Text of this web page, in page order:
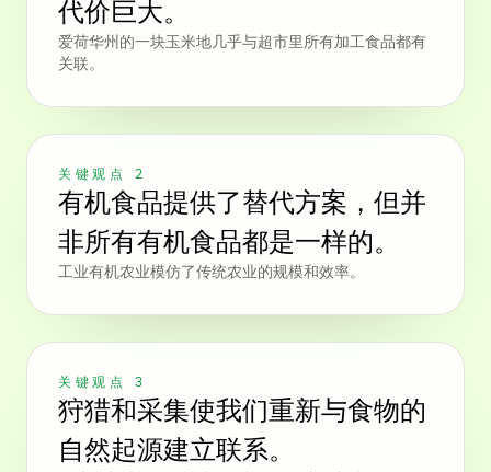
代价巨大。
爱荷华州的一块玉米地几乎与超市里所有加工食品都有
关联。
关键观点 2
有机食品提供了替代方案，但并
非所有有机食品都是一样的。
工业有机农业模仿了传统农业的规模和效率。
关键观点 3
狩猎和采集使我们重新与食物的
自然起源建立联系。